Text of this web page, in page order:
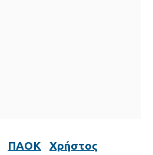
ΠΑΟΚ
Χρήστος